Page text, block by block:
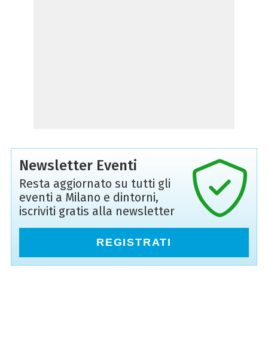
Newsletter Eventi
Resta aggiornato su tutti gli
eventi a Milano e dintorni,
iscriviti gratis alla newsletter
REGISTRATI